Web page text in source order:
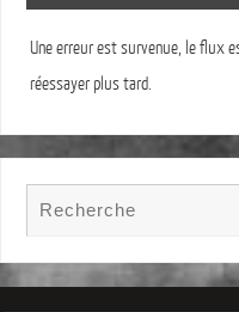
Une erreur est survenue, le flux
réessayer plus tard.